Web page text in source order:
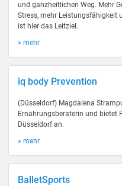
und ganzheitlichen Weg. Mehr
Stress, mehr Leistungsfähigkeit
ist hier das Leitziel.
» mehr
iq body Prevention
(Düsseldorf) Magdalena
Ernährungsberaterin und bietet
Düsseldorf an.
» mehr
BalletSports